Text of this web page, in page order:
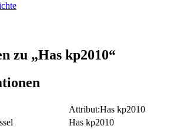
zu „Has kp2010“
Attribut:Has kp2010
Has kp2010